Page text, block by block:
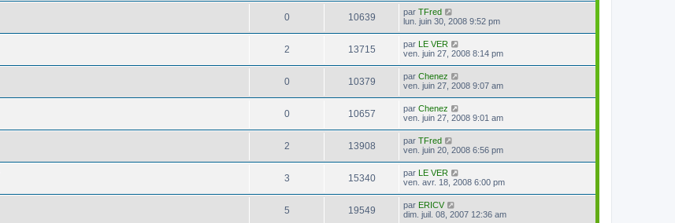
0 10639 par TFred
lun. juin 30, 2008 9:52 pm
2 13715 par LE VER
ven. juin 27, 2008 8:14 pm
0 10379 par Chenez
ven. juin 27, 2008 9:07 am
0 10657 par Chenez
ven. juin 27, 2008 9:01 am
2 13908 par TFred
ven. juin 20, 2008 6:56 pm
3 15340 par LE VER
ven. avr. 18, 2008 6:00 pm
5 19549 par ERICV
dim. juil. 08, 2007 12:36 am